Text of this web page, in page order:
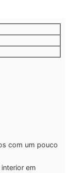
com um pouco
em